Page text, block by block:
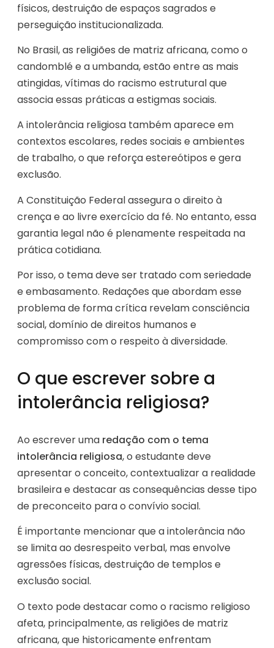
físicos, destruição de espaços sagrados e
perseguição institucionalizada.
No Brasil, as religiões de matriz africana, como o
candomblé e a umbanda, estão entre as mais
atingidas, vítimas do racismo estrutural que
associa essas práticas a estigmas sociais.
A intolerância religiosa também aparece em
contextos escolares, redes sociais e ambientes
de trabalho, o que reforça estereótipos e gera
exclusão.
A Constituição Federal assegura o direito à
crença e ao livre exercício da fé. No entanto, essa
garantia legal não é plenamente respeitada na
prática cotidiana.
Por isso, o tema deve ser tratado com seriedade
e embasamento. Redações que abordam esse
problema de forma crítica revelam consciência
social, domínio de direitos humanos e
compromisso com o respeito à diversidade.
O que escrever sobre a
intolerância religiosa?
Ao escrever uma redação com o tema
intolerância religiosa, o estudante deve
apresentar o conceito, contextualizar a realidade
brasileira e destacar as consequências desse tipo
de preconceito para o convívio social.
É importante mencionar que a intolerância não
se limita ao desrespeito verbal, mas envolve
agressões físicas, destruição de templos e
exclusão social.
O texto pode destacar como o racismo religioso
afeta, principalmente, as religiões de matriz
africana, que historicamente enfrentam